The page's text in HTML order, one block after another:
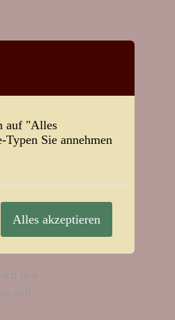
den
soll
auf "Alles
Sie annehmen
Alles akzeptieren